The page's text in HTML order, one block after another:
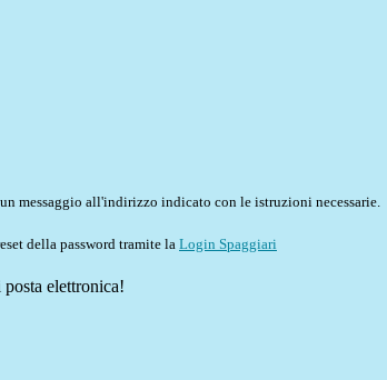
messaggio all'indirizzo indicato con le istruzioni necessarie.
della password tramite la Login Spaggiari
elettronica!